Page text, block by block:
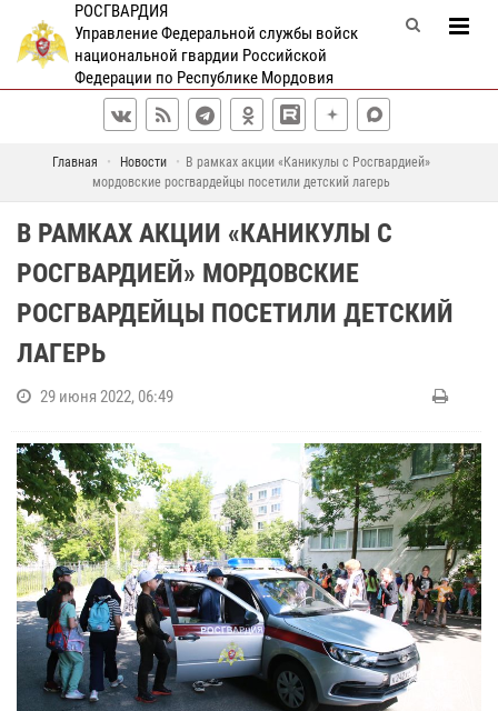
РОСГВАРДИЯ
Управление Федеральной службы войск
национальной гвардии Российской
Федерации по Республике Мордовия
Главная Новости
В рамках акции «Каникулы с Росгвардией»
мордовские росгвардейцы посетили детский лагерь
В РАМКАХ АКЦИИ «КАНИКУЛЫ С
РОСГВАРДИЕЙ» МОРДОВСКИЕ
РОСГВАРДЕЙЦЫ ПОСЕТИЛИ ДЕТСКИЙ
ЛАГЕРЬ
29 июня 2022, 06:49